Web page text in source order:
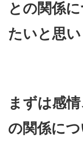
との関係
たいと思
まずは感
の関係に